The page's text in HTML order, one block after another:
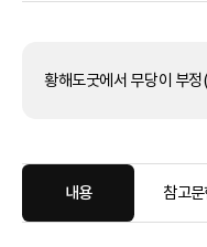
황해도굿에서 무당이 부
내용 참고문